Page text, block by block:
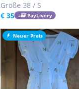
Größe 38 / S
€ 35
PayLivery
Neuer Preis